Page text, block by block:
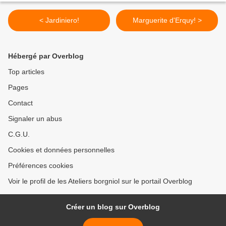
< Jardiniero! Marguerite d'Erquy! >
Hébergé par Overblog
Top articles
Pages
Contact
Signaler un abus
C.G.U.
Cookies et données personnelles
Préférences cookies
Voir le profil de les Ateliers borgniol sur le portail Overblog
Créer un blog sur Overblog